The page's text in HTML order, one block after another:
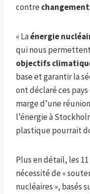
contre
« Laénergie
qui nous
objectifs
base et garantir la
ont déclaré ces
marge d’une
l’énergie à
plastique pourrait
Plus en détail, les
nécessité de «
nucléaires », basés